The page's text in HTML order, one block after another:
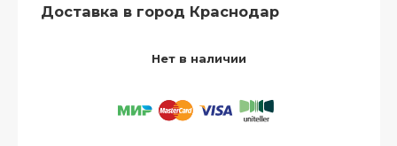
Доставка в город Краснодар
Нет в наличии